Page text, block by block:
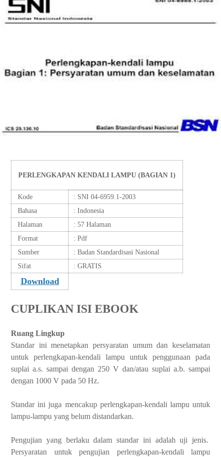
PERLENGKAPAN KENDALI LAMPU (BAGIAN 1)
Kode
: SNI 04-6959.1-2003
Bahasa
: Indonesia
Halaman
: 57 Halaman
Format
: Pdf
Sumber
: Badan Standardisasi Nasional
Sifat
: GRATIS
Download
CUPLIKAN ISI EBOOK
Ruang Lingkup
Standar ini menetapkan persyaratan umum dan keselamatan
untuk perlengkapan-kendali lampu untuk penggunaan pada
suplai a.s. sampai dengan 250 V dan/atau suplai a.b. sampai
dengan 1000 V pada 50 Hz.
Standar ini juga mencakup perlengkapan-kendali lampu untuk
lampu-lampu yang belum distandarkan.
Pengujian yang berlaku dalam standar ini adalah uji jenis.
Persyaratan untuk pengujian perlengkapan-kendali lampu